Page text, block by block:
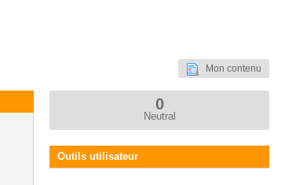
Mon contenu
0
Neutral
Outils utilisateur